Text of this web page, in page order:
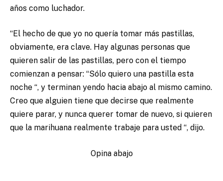
años como luchador.
“El hecho de que yo no quería tomar más pastillas,
obviamente, era clave. Hay algunas personas que
quieren salir de las pastillas, pero con el tiempo
comienzan a pensar: “Sólo quiero una pastilla esta
noche “, y terminan yendo hacia abajo al mismo camino.
Creo que alguien tiene que decirse que realmente
quiere parar, y nunca querer tomar de nuevo, si quieren
que la marihuana realmente trabaje para usted “, dijo.
Opina abajo